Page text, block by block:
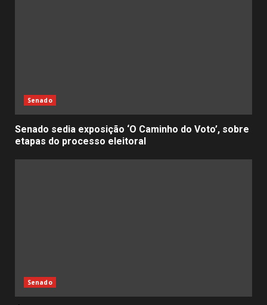
Senado
Senado sedia exposição ‘O Caminho do Voto’, sobre
etapas do processo eleitoral
Senado